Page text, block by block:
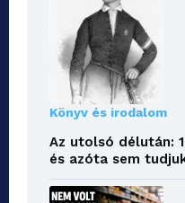
Könyv és irodalom
Az utolsó délután:
és azóta sem